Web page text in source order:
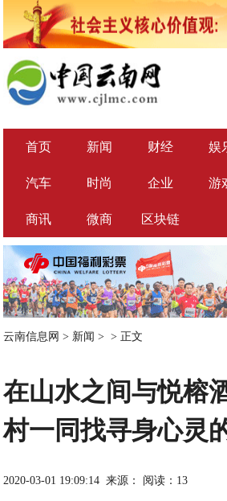
首页 新闻 财经 娱
汽车 时尚 企业 游
商讯 微商 区块链
云南信息网 > 新闻 > > 正文
在山水之间与悦榕
村一同找寻身心灵
2020-03-01 19:09:14 来源： 阅读：13